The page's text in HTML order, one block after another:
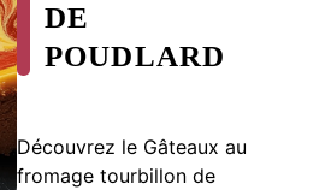
DE
POUDLARD
Découvrez le Gâteaux au
fromage tourbillon de